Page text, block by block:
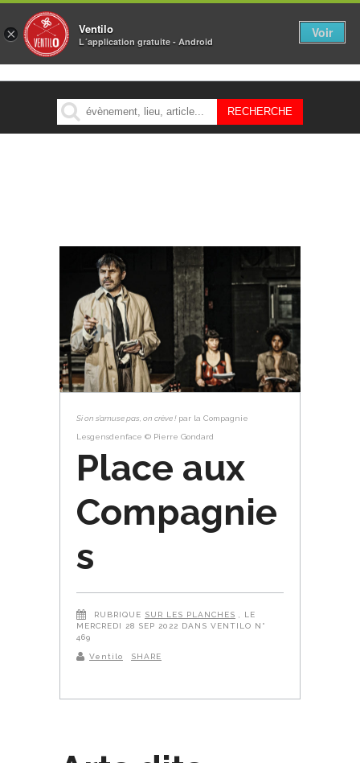
MENU
Si on s’amuse pas, on crève !par la Compagnie
Lesgensdenface © Pierre Gondard
Place aux
Compagnie
s
RUBRIQUE SUR LES PLANCHES
, LE
MERCREDI 28 SEP 2022 DANS VENTILO N°
469
Ventilo SHARE
× Ventilo
L´application gratuite - Android
Voir